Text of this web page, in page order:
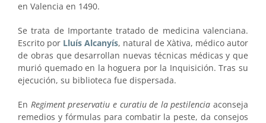
en Valencia en 1490.
Se trata de Importante tratado de medicina valenciana.
Escrito por Lluís Alcanyís, natural de Xàtiva, médico autor
de obras que desarrollan nuevas técnicas médicas y que
murió quemado en la hoguera por la Inquisición. Tras su
ejecución, su biblioteca fue dispersada.
En Regiment preservatiu e curatiu de la pestilencia aconseja
remedios y fórmulas para combatir la peste, da consejos